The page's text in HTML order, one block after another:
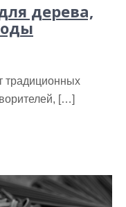
дерева,
традиционных
[…]